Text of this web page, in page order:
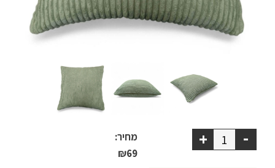
טיפים והמלצות
הצהרת נגישות
-
+
מחיר:
₪69